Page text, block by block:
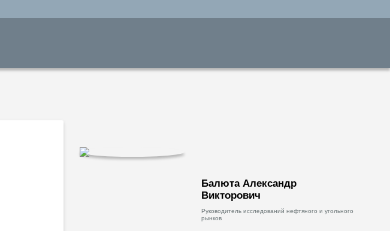
Балюта Александр
Викторович
Руководитель исследований нефтяного и угольного
рынков